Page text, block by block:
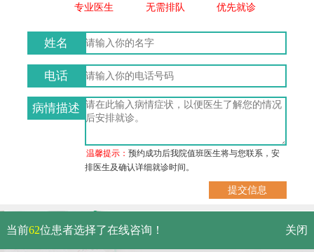
专业医生 无需排队 优先就诊
姓名
电话
病情描述
温馨提示：预约成功后我院值班医生将与您联系，安
排医生及确认详细就诊时间。
武汉市硚口区解放大道479号
当前62位患者选择了在线咨询！ 关闭